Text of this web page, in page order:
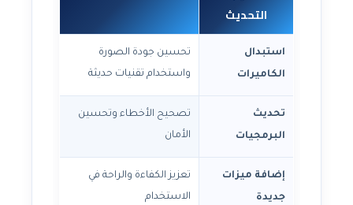
التحديث
استبدال
الكاميرات
تحسين جودة الصورة
واستخدام تقنيات حديثة
تحديث
البرمجيات
تصحيح الأخطاء وتحسين
الأمان
إضافة ميزات
جديدة
تعزيز الكفاءة والراحة في
الاستخدام